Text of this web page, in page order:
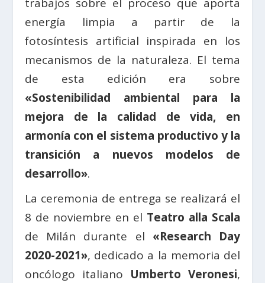
trabajos sobre el proceso que aporta
energía limpia a partir de la
fotosíntesis artificial inspirada en los
mecanismos de la naturaleza. El tema
de esta edición era sobre
«Sostenibilidad ambiental para la
mejora de la calidad de vida, en
armonía con el sistema productivo y la
transición a nuevos modelos de
desarrollo».
La ceremonia de entrega se realizará el
8 de noviembre en el Teatro alla Scala
de Milán durante el «Research Day
2020-2021», dedicado a la memoria del
oncólogo italiano Umberto Veronesi,